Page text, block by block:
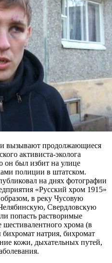
вызывают продолжающиеся
активиста-эколога
он был избит на улице
полиции в штатском.
на днях фотографии
«Русский хром 1915»
в реку Чусовую
Свердловскую
попасть растворимые
хрома (в
натрия, бихромат
кожи, дыхательных путей,